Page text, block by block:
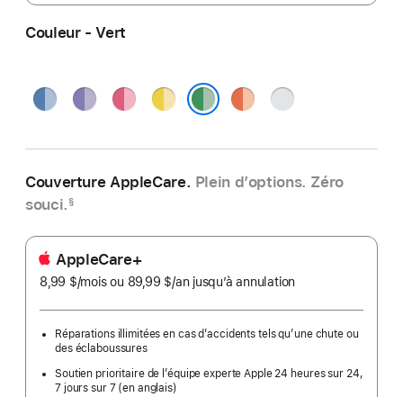
Couleur - Vert
Bleu Violet Rose Jaune OrangeArgent
Couverture AppleCare. Plein d’options. Zéro
souci. §
AppleCare+
8,99 $/moispar
ou 89,99 $/anpar
jusqu’à annulation
Réparations illimitées en cas d’accidents tels qu’une chute ou
des éclaboussures
Soutien prioritaire de l’équipe experte Apple 24 heures sur 24,
7 jours sur 7 (en anglais)